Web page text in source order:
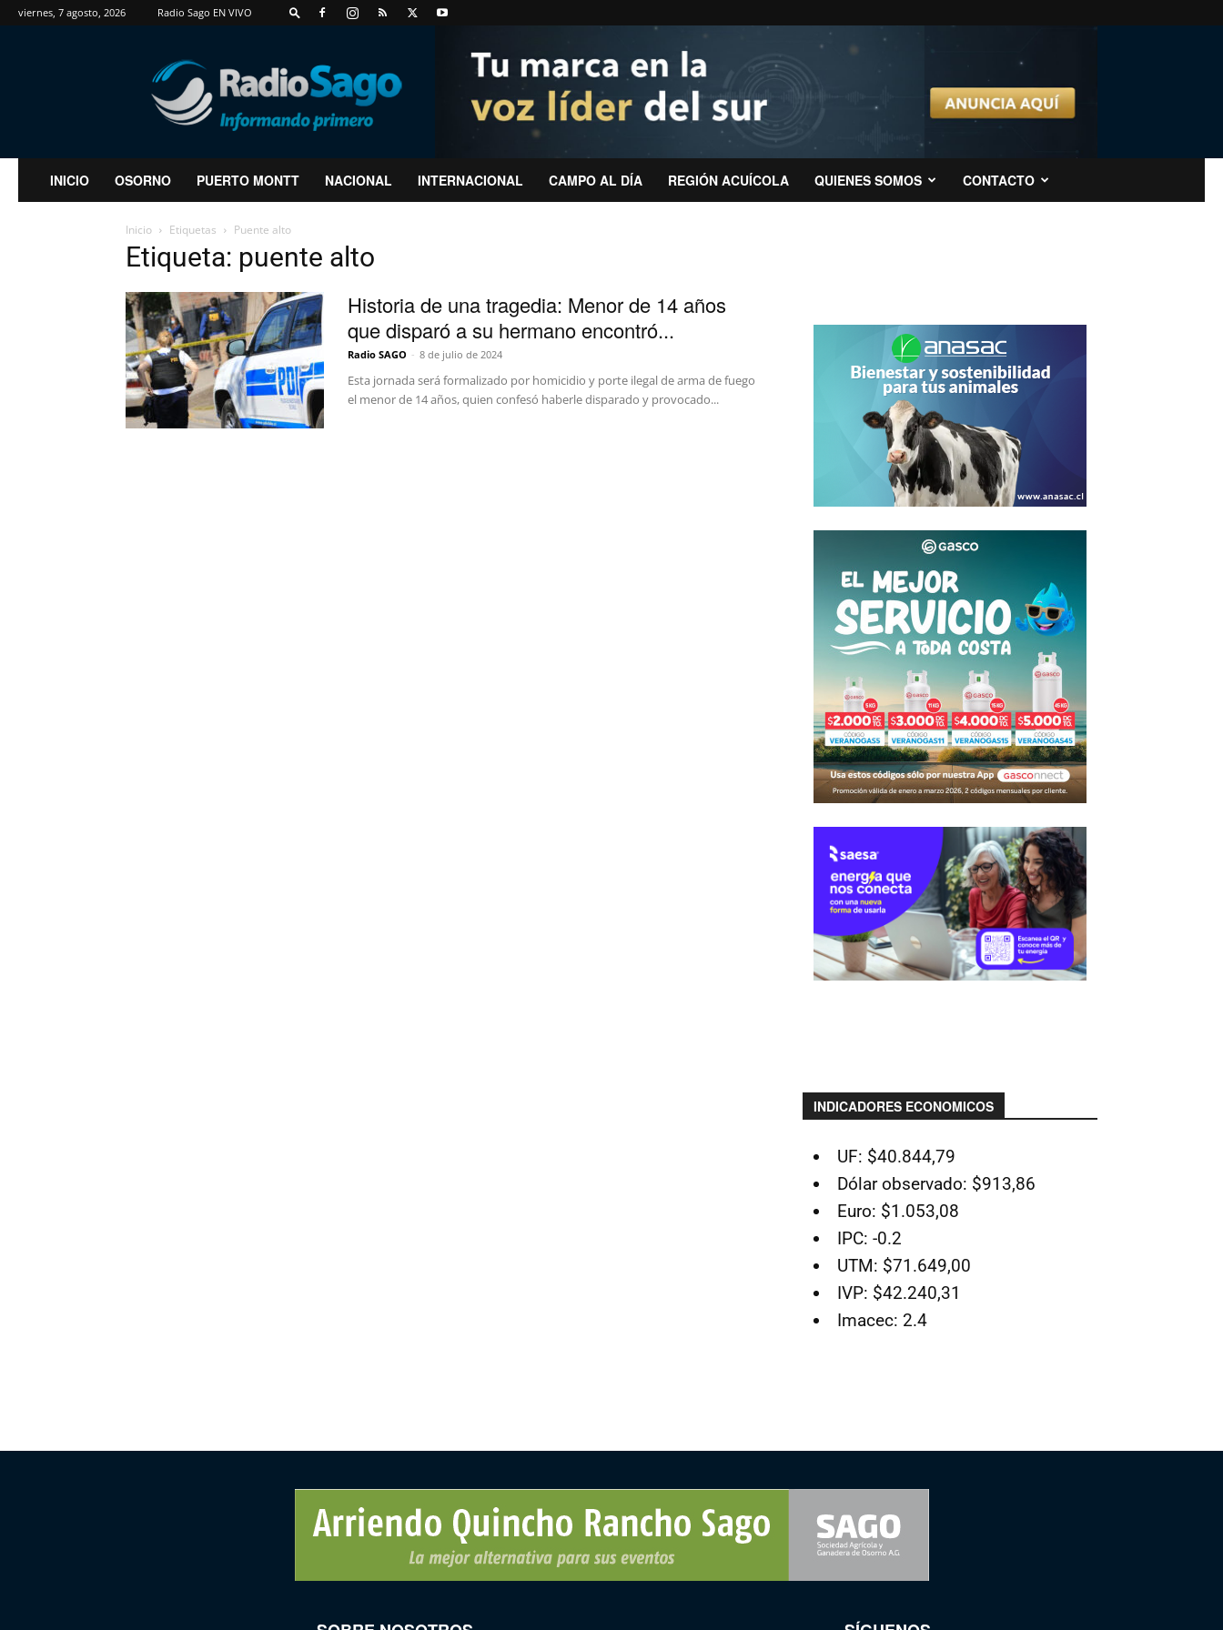
viernes, 7 agosto, 2026 Radio Sago EN VIVO
RadioSago
INICIO OSORNO PUERTO MONTT NACIONAL INTERNACIONAL CAMPO AL DÍA REGIÓN ACUÍCOLA QUIENES SOMOS CONTACTO
Inicio Etiquetas Puente alto
Etiqueta: puente alto
Historia de una tragedia: Menor de 14 años
que disparó a su hermano encontró...
Radio SAGO - 8 de julio de 2024
Esta jornada será formalizado por homicidio y porte ilegal de arma de fuego
el menor de 14 años, quien confesó haberle disparado y provocado...
INDICADORES ECONOMICOS
UF: $40.844,79
Dólar observado: $913,86
Euro: $1.053,08
IPC: -0.2
UTM: $71.649,00
IVP: $42.240,31
Imacec: 2.4